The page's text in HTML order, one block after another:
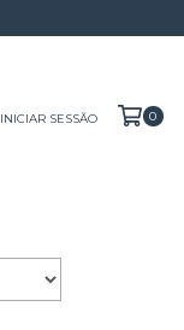
INICIAR SESSÃO 0